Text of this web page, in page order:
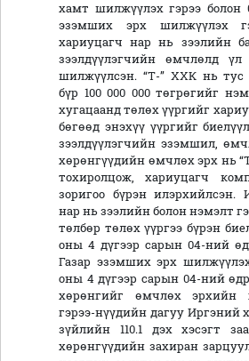
хамт шилжүүлэх гэрээ болон
эзэмших эрх шилжүүлэх
хариуцагч нар нь зээлийн
зээлдүүлэгчийн өмчлөлд
шилжүүлсэн. “Т-” ХХК нь тус
бүр 100 000 000 төгрөгийг
хугацаанд төлөх үүргийг
бөгөөд энэхүү үүргийг
зээлдүүлэгчийн эзэмшил,
хөрөнгүүдийн өмчлөх эрх нь
тохиролцож, хариуцагч
зоригоо бүрэн илэрхийлсэн.
нар нь зээлийн болон нэмэлт
төлбөр төлөх үүргээ бүрэн
оны 4 дүгээр сарын 04-ний
Газар эзэмших эрх
оны 4 дүгээр сарын 04-ний
хөрөнгийг өмчлөх эрхийн
гэрээ-нүүдийн дагуу Иргэний
зүйлийн 110.1 дэх хэсэгт
хөрөнгүүдийн захиран